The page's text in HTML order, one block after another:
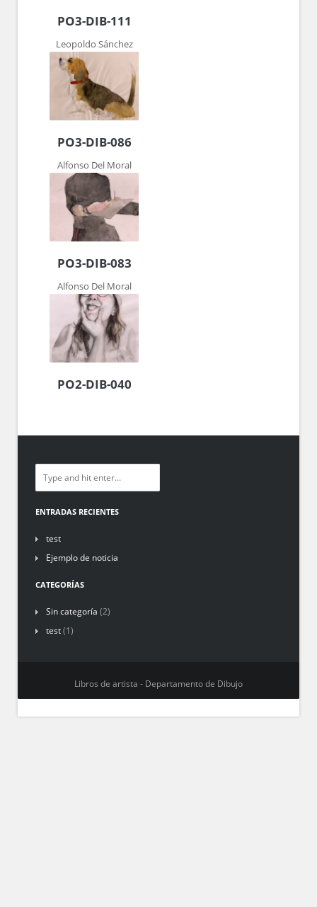
PO3-DIB-111
Leopoldo Sánchez
PO3-DIB-086
Alfonso Del Moral
PO3-DIB-083
Alfonso Del Moral
PO2-DIB-040
ENTRADAS RECIENTES
test
Ejemplo de noticia
CATEGORÍAS
Sin categoría (2)
test(1)
Libros de artista - Departamento de Dibujo